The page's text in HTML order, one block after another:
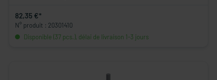
82,35 €*
N° produit : 20301410
Disponible (37 pcs.), délai de livraison 1-3 jours